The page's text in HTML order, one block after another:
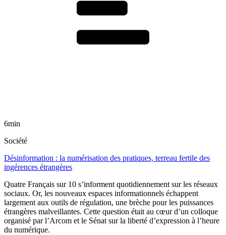
6min
Société
Désinformation : la numérisation des pratiques, terreau fertile des
ingérences étrangères
Quatre Français sur 10 s’informent quotidiennement sur les réseaux
sociaux. Or, les nouveaux espaces informationnels échappent
largement aux outils de régulation, une brèche pour les puissances
étrangères malveillantes. Cette question était au cœur d’un colloque
organisé par l’Arcom et le Sénat sur la liberté d’expression à l’heure
du numérique.